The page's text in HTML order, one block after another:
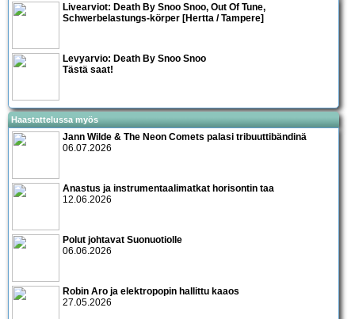
Livearviot: Death By Snoo Snoo, Out Of Tune,
Schwerbelastungs-körper [Hertta / Tampere]
Levyarvio: Death By Snoo Snoo
Tästä saat!
Haastattelussa myös
Jann Wilde & The Neon Comets palasi tribuuttibändinä
06.07.2026
Anastus ja instrumentaalimatkat horisontin taa
12.06.2026
Polut johtavat Suonuotiolle
06.06.2026
Robin Aro ja elektropopin hallittu kaaos
27.05.2026